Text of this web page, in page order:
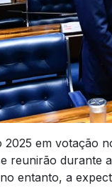
em votação
reunirão durante
entanto, a